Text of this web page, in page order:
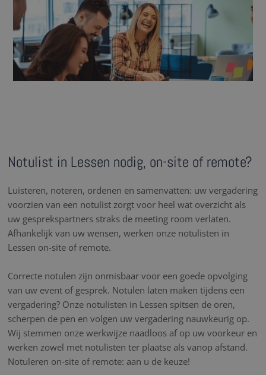
Notulist in Lessen nodig, on-site of remote?
Luisteren, noteren, ordenen en samenvatten: uw vergadering
voorzien van een notulist zorgt voor heel wat overzicht als
uw gesprekspartners straks de meeting room verlaten.
Afhankelijk van uw wensen, werken onze notulisten in
Lessen on-site of remote.
Correcte notulen zijn onmisbaar voor een goede opvolging
van uw event of gesprek. Notulen laten maken tijdens een
vergadering? Onze notulisten in Lessen spitsen de oren,
scherpen de pen en volgen uw vergadering nauwkeurig op.
Wij stemmen onze werkwijze naadloos af op uw voorkeur en
werken zowel met notulisten ter plaatse als vanop afstand.
Notuleren on-site of remote: aan u de keuze!